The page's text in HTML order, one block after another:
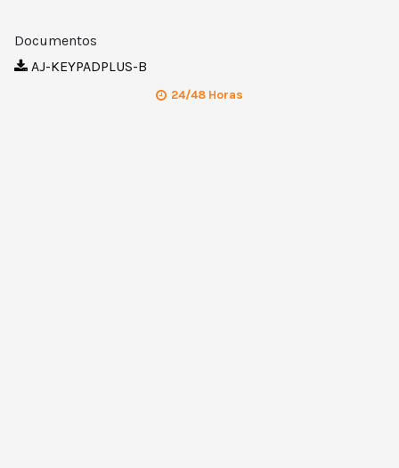
Documentos
AJ-KEYPADPLUS-B
24/48 Horas